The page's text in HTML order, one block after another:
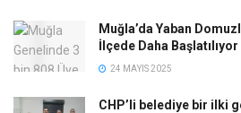
Muğla’da Yaban
İlçede Daha Başlatılıyor
24 MAYIS 2025
CHP’li belediye bir ilki